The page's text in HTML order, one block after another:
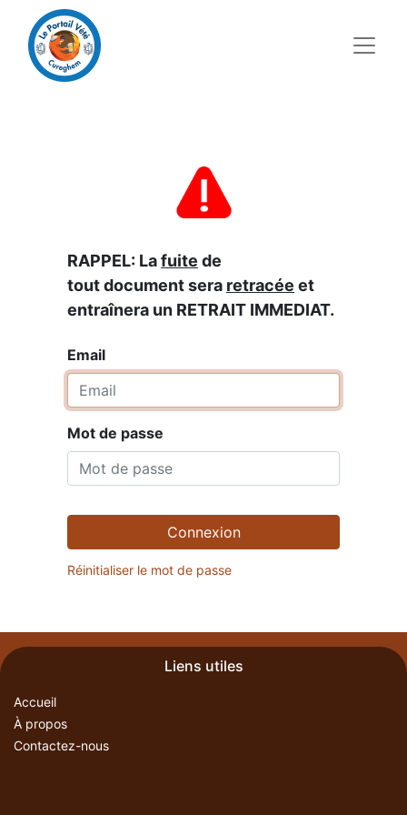
RAPPEL: Lafuite de
tout document sera retracée et
entraînera un RETRAIT IMMEDIAT.
Email
Mot de passe
Connexion
Réinitialiser le mot de passe
Liens utiles
Accueil
À propos
Contactez-nous